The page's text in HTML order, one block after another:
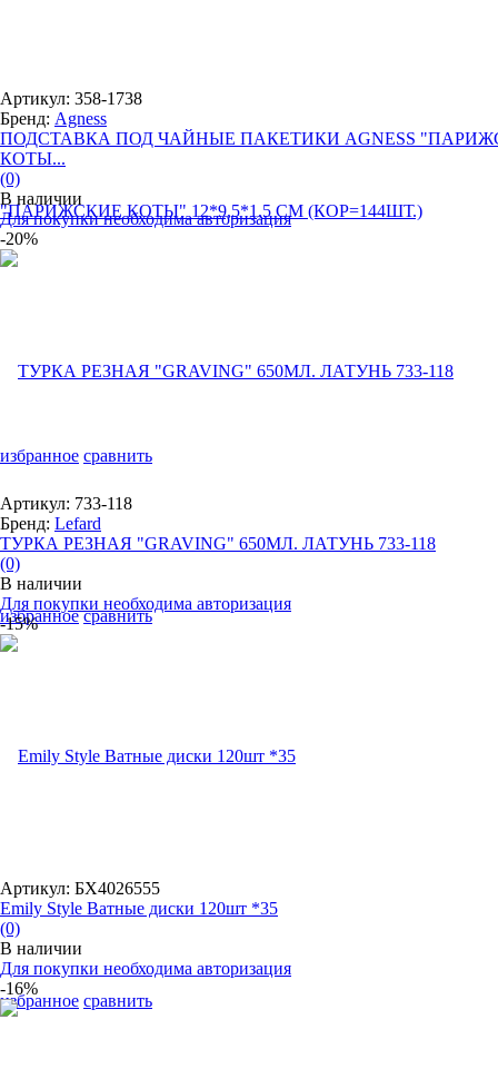
избранное сравнить
Артикул: 358-1738
Бренд: Agness
ПОДСТАВКА ПОД ЧАЙНЫЕ ПАКЕТИКИ AGNESS
КОТЫ...
(0)
В наличии
Для покупки необходима авторизация
-20%
избранное сравнить
Артикул: 733-118
Бренд: Lefard
ТУРКА РЕЗНАЯ "GRAVING" 650МЛ. ЛАТУНЬ 733-118
(0)
В наличии
Для покупки необходима авторизация
-15%
избранное сравнить
Артикул: БХ4026555
Emily Style Ватные диски 120шт *35
(0)
В наличии
Для покупки необходима авторизация
-16%